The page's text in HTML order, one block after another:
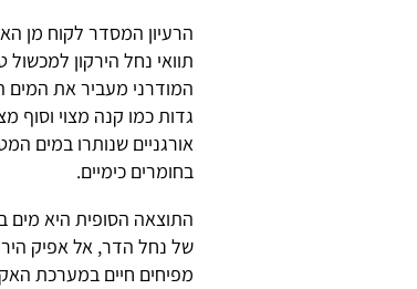
הרעיון המסדר לקוח מן
תוואי נחל הירקון
המודרני מעביר את המים
גדות כמו קנה מצוי וסוף
אורגניים שנותרו במים
בחומרים כימיים.
התוצאה הסופית היא מים
מפיחים חיים במערכת